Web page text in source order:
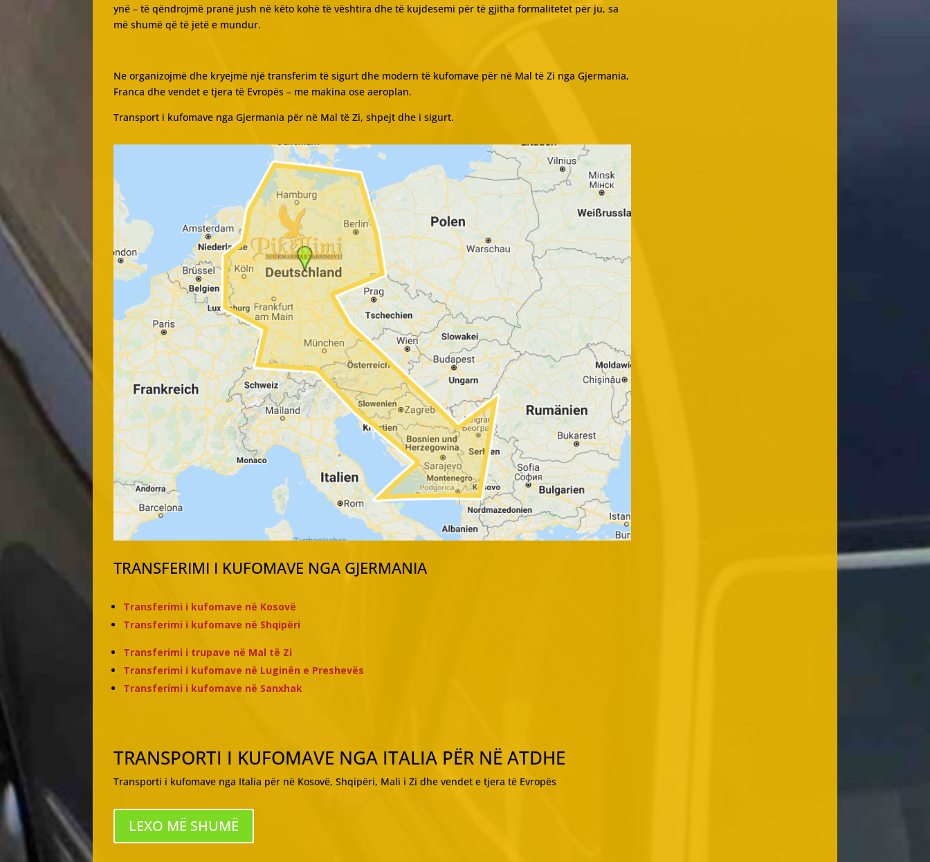
ynë – të qëndrojmë pranë jush në këto kohë të vështira dhe të kujdesemi për të gjitha formalitetet për ju, sa
më shumë që të jetë e mundur.
Ne organizojmë dhe kryejmë një transferim të sigurt dhe modern të kufomave për në Mal të Zi nga Gjermania,
Franca dhe vendet e tjera të Evropës – me makina ose aeroplan.
Transport i kufomave nga Gjermania për në Mal të Zi, shpejt dhe i sigurt.
TRANSFERIMI I KUFOMAVE NGA GJERMANIA
Transferimi i kufomave në Kosovë
Transferimi i kufomave në Shqipëri
Transferimi i trupave në Mal të Zi
Transferimi i kufomave në Luginën e Preshevës
Transferimi i kufomave në Sanxhak
TRANSPORTI I KUFOMAVE NGA ITALIA PËR NË ATDHE
Transporti i kufomave nga Italia për në Kosovë, Shqipëri, Mali i Zi dhe vendet e tjera të Evropës
LEXO MË SHUMË